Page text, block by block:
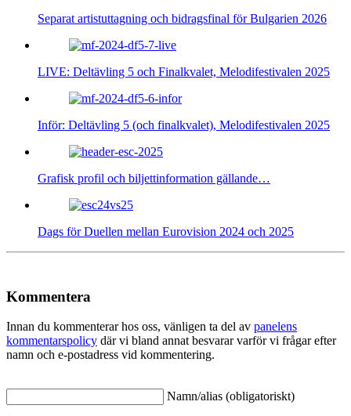
Separat artistuttagning och bidragsfinal för Bulgarien 2026
LIVE: Deltävling 5 och Finalkvalet, Melodifestivalen 2025
Inför: Deltävling 5 (och finalkvalet), Melodifestivalen 2025
Grafisk profil och biljettinformation gällande…
Dags för Duellen mellan Eurovision 2024 och 2025
Kommentera
Innan du kommenterar hos oss, vänligen ta del av panelens
kommentarspolicy där vi bland annat besvarar varför vi frågar efter
namn och e-postadress vid kommentering.
Namn/alias (obligatoriskt)